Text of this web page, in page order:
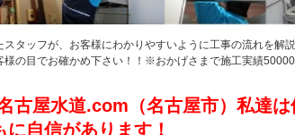
タッフが、お客様にわかりやすいように工事の流れを解説
の目でお確かめ下さい！！※おかげさまで施工実績